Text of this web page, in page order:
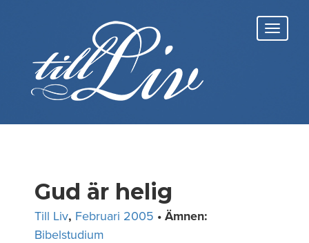
Gud är helig
Till Liv, Februari 2005 • Ämnen:
Bibelstudium